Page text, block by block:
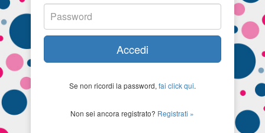
Accedi
Se non ricordi la password, fai click qui.
Non sei ancora registrato? Registrati »